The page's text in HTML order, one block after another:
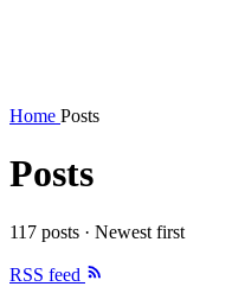
Home Posts
Posts
117 posts · Newest first
RSS feed